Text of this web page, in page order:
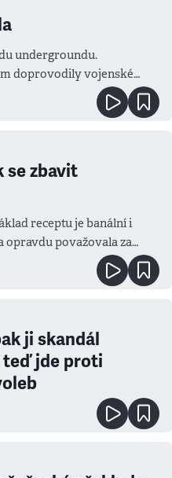
undergroundu.
doprovodily vojenské
se zbavit
receptu je banální i
opravdu považovala za
ji skandál
jde proti